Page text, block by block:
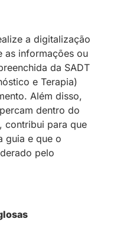
a digitalização
as informações ou
da SADT
e Terapia)
Além disso,
dentro do
contribui para que
guia e que o
pelo